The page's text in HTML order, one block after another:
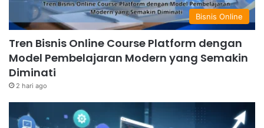
Bisnis Online
Tren Bisnis Online Course Platform dengan
Model Pembelajaran Modern yang Semakin
Diminati
2 hari ago